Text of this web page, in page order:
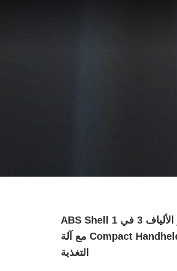
رأس لحام ليزر الألياف 3 في 1 ABS Shell
Compact Handheld Welding Gun مع آلة
التغذية